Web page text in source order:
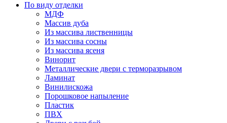
По виду отделки
МДФ
Массив дуба
Из массива лиственницы
Из массива сосны
Из массива ясеня
Винорит
Металлические двери с терморазрывом
Ламинат
Винилискожа
Порошковое напыление
Пластик
ПВХ